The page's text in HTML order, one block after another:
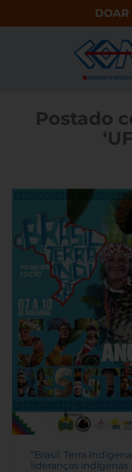
DOAR
Postado
“Brasil: Terra
lideranças indígenas